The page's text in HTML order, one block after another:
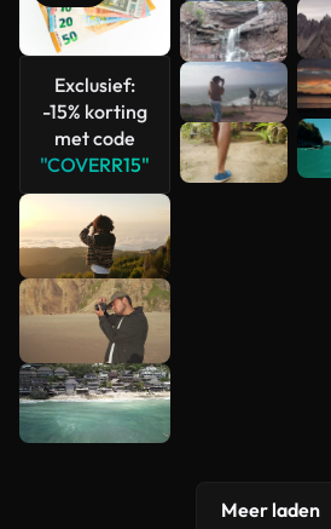
Exclusief:
-15% korting
met code
"COVERR15"
Meer laden